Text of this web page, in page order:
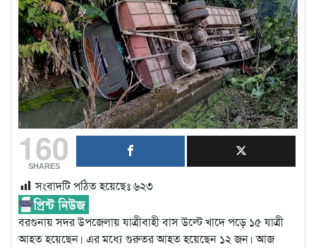
160
SHARES
সংবাদটি পঠিত হয়েছেঃ ৬২৩
বরগুনায় সদর উপজেলায় যাত্রীবাহী বাস উল্টে খাদে পড়ে ১৫ যাত্রী
আহত হয়েছেন। এর মধ্যে গুরুতর আহত হয়েছেন ১২ জন। আজ